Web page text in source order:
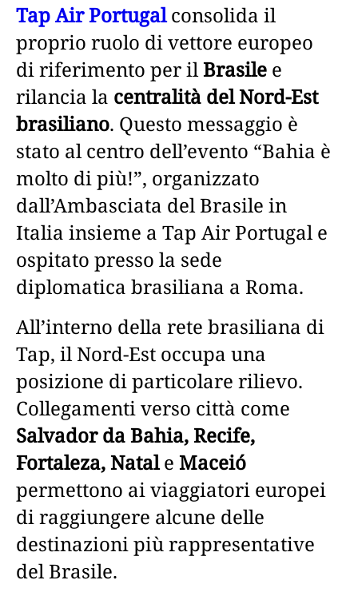
Tap Air Portugal consolida il
proprio ruolo di vettore europeo
di riferimento per ilBrasile e
rilancia la centralità del Nord-Est
brasiliano. Questo messaggio è
stato al centro dell’evento “Bahia è
molto di più!”, organizzato
dall’Ambasciata del Brasile in
Italia insieme a Tap Air Portugal e
ospitato presso la sede
diplomatica brasiliana a Roma.
All’interno della rete brasiliana di
Tap, il Nord-Est occupa una
posizione di particolare rilievo.
Collegamenti verso città come
Salvador da Bahia, Recife,
Fortaleza, Natale Maceió
permettono ai viaggiatori europei
di raggiungere alcune delle
destinazioni più rappresentative
del Brasile.